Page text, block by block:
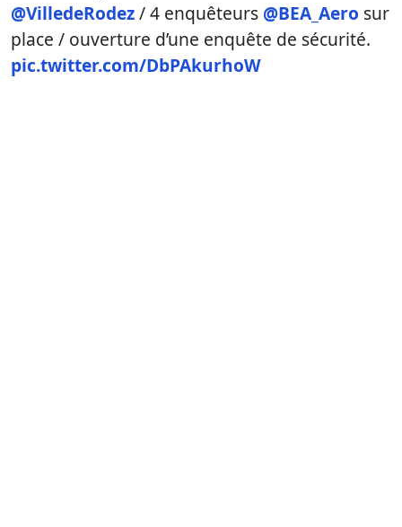
@VilledeRodez/ 4 enquêteurs @BEA_Aero sur
place / ouverture d’une enquête de sécurité.
pic.twitter.com/DbPAkurhoW